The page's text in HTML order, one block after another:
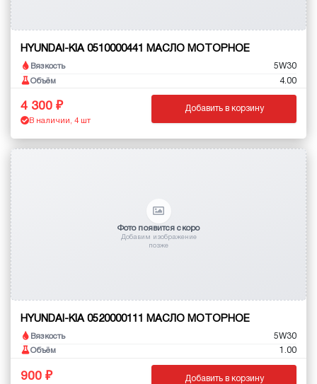
HYUNDAI-KIA 0510000441 МАСЛО МОТОРНОЕ
Вязкость 5W30
Объём 4.00
4 300
В наличии, 4 шт
Добавить в корзину
Фото появится скоро
Добавим изображение
позже
HYUNDAI-KIA 0520000111 МАСЛО МОТОРНОЕ
Вязкость 5W30
Объём 1.00
900 Добавить в корзину